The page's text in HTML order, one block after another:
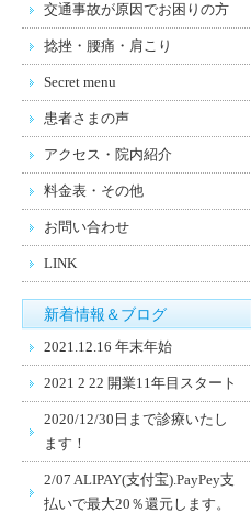
交通事故が原因でお困りの方
捻挫・腰痛・肩こり
Secret menu
患者さまの声
アクセス・院内紹介
料金表・その他
お問い合わせ
LINK
新着情報＆ブログ
2021.12.16 年末年始
2021 2 22 開業11年目スタート
2020/12/30日まで診療いたし
ます！
2/07 ALIPAY(支付宝).PayPey支
払いで最大20％還元します。